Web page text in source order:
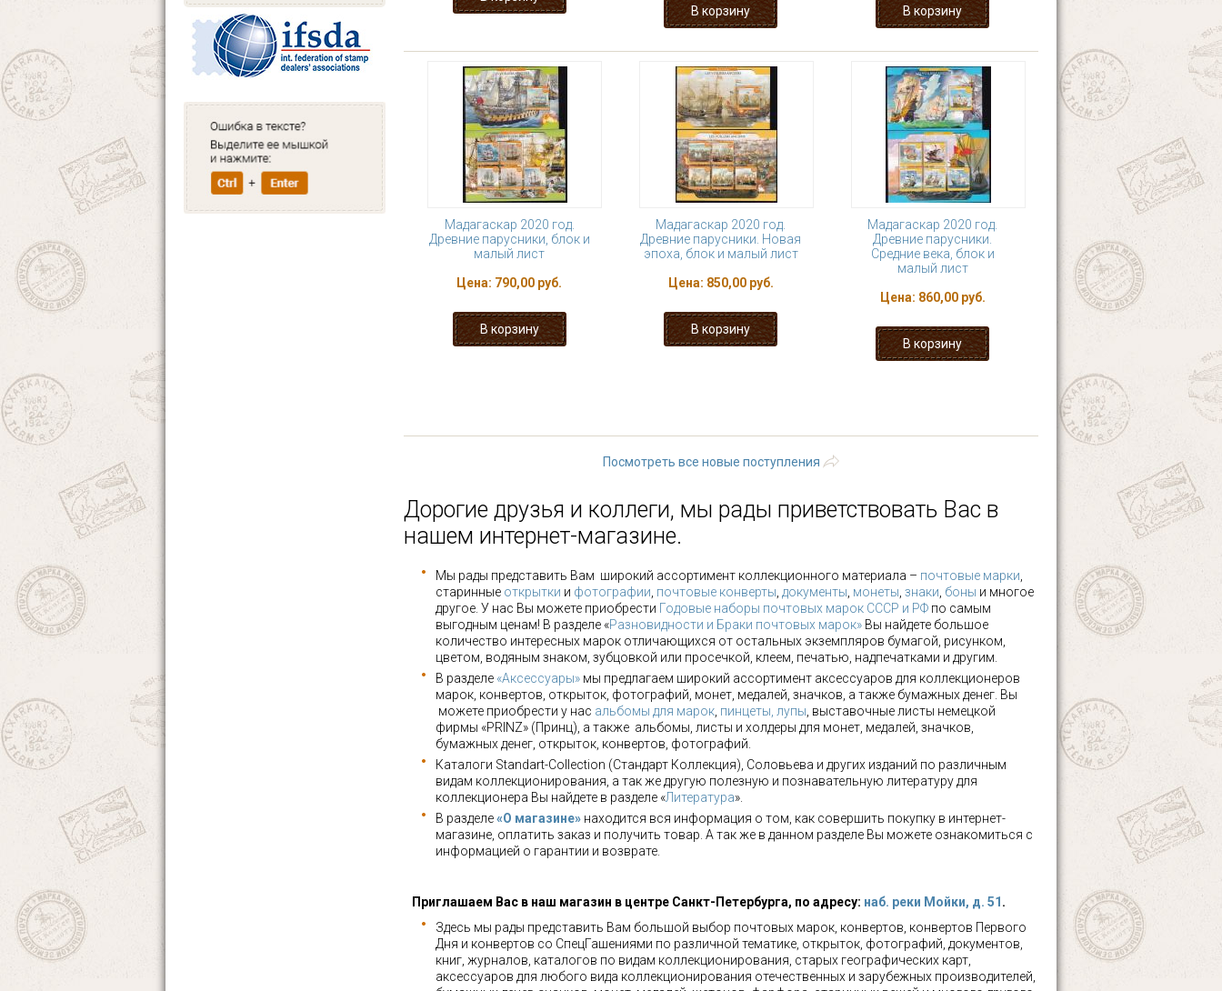
Мадагаскар 2020 год.
Древние парусники, блок и
малый лист
Цена: 790,00 руб.
Мадагаскар 2020 год.
Древние парусники. Новая
эпоха, блок и малый лист
Цена: 850,00 руб.
Мадагаскар 2020 год.
Древние парусники.
Средние века, блок и
малый лист
Цена: 860,00 руб.
Посмотреть все новые поступления
Дорогие друзья и коллеги, мы рады приветствовать Вас в
нашем интернет-магазине.
Мы рады представить Вам широкий ассортимент коллекционного материала – почтовые марки
старинные открытки и фотографии почтовые конверты документы монеты знаки боны и многое
другое. У нас Вы можете приобрести Годовые наборы почтовых марок СССР и РФ по самым
выгодным ценам! В разделе «Разновидности и Браки почтовых марок» Вы найдете большое
количество интересных марок отличающихся от остальных экземпляров бумагой, рисунком,
цветом, водяным знаком, зубцовкой или просечкой, клеем, печатью, надпечатками и другим.
В разделе «Аксессуары» мы предлагаем широкий ассортимент аксессуаров для коллекционеров
марок, конвертов, открыток, фотографий, монет, медалей, значков, а также бумажных денег. Вы
можете приобрести у нас альбомы для марок пинцеты, лупы , выставочные листы немецкой
фирмы «PRINZ» (Принц), а также альбомы, листы и холдеры для монет, медалей, значков,
бумажных денег, открыток, конвертов, фотографий.
Каталоги Standart-Collection (Стандарт Коллекция), Соловьева и других изданий по различным
видам коллекционирования, а так же другую полезную и познавательную литературу для
коллекционера Вы найдете в разделе «Литература».
В разделе«О магазине» находится вся информация о том, как совершить покупку в интернет-
магазине, оплатить заказ и получить товар. А так же в данном разделе Вы можете ознакомиться с
информацией о гарантии и возврате.
Приглашаем Вас в наш магазин в центре Санкт-Петербурга, по адресу: наб. реки Мойки, д. 51 .
Здесь мы рады представить Вам большой выбор почтовых марок, конвертов, конвертов Первого
Дня и конвертов со СпецГашениями по различной тематике, открыток, фотографий, документов,
книг, журналов, каталогов по видам коллекционирования, старых географических карт,
аксессуаров для любого вида коллекционирования отечественных и зарубежных производителей,